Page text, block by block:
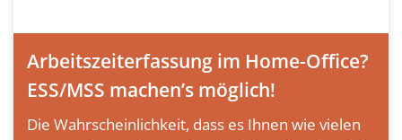
Arbeitszeiterfassung im Home-Office?
ESS/MSS machen’s möglich!
Die Wahrscheinlichkeit, dass es Ihnen wie vielen